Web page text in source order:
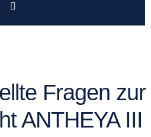
Fragen zur
ANTHEYA III